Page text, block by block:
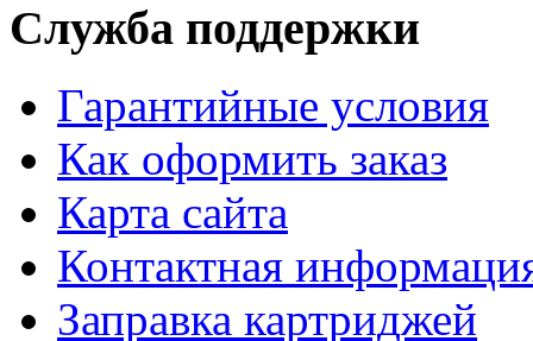
Служба поддержки
Гарантийные условия
Как оформить заказ
Карта сайта
Контактная
Заправка картриджей